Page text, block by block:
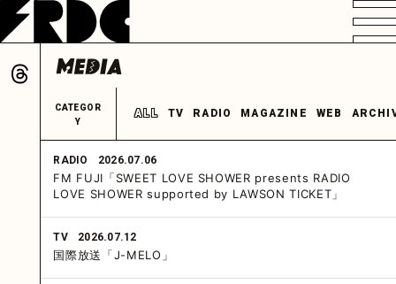
VIDEO
DISCOGRAPHY
GOODS FAN CLUB
HOME
ALL TV RADIO MAGAZINE WEB
RADIO 2026.07.06
FM FUJI「SWEET LOVE SHOWER presents RADIO
LOVE SHOWER supported by LAWSON TICKET」
TV 2026.07.12
国際放送「J-MELO」